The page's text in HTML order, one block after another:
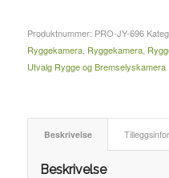
Produktnummer: PRO-JY-696
Ryggekamera, Ryggekamera,
Utvalg Rygge og Bremselyskamera
Beskrivelse
Beskrivelse